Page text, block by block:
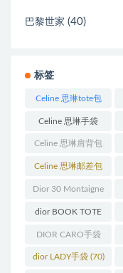
巴黎世家 (40)
标签
Celine 思琳tote包
(23)
Celine 思琳手袋
(250)
Celine 思琳肩背包
(12)
Celine 思琳邮差包
(13)
Dior 30 Montaigne
蒙田(31)
dior BOOK TOTE
(12)
DIOR CARO手袋
(11)
dior LADY手袋(70)